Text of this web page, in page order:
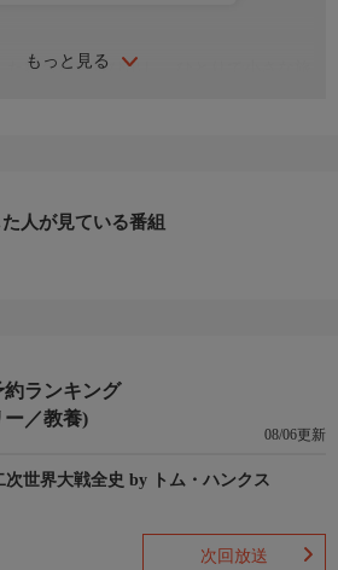
もっと見る
た舞台から飛び出し、ひとりで小さな旅
人が見ている番組
約ランキング
／教養)
08/06更新
次世界大戦全史 by トム・ハンクス
次回放送